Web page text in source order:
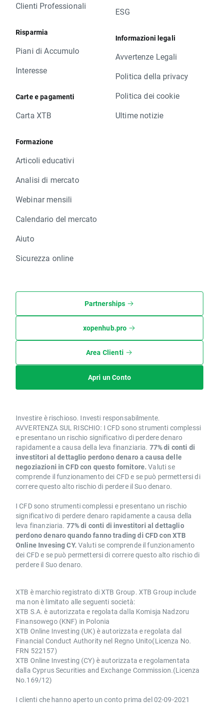
Clienti Professionali
Risparmia
Piani di Accumulo
Interesse
Carte e pagamenti
Carta XTB
Formazione
Articoli educativi
Analisi di mercato
Webinar mensili
Calendario del mercato
Aiuto
Sicurezza online
ESG
Informazioni legali
Avvertenze Legali
Politica della privacy
Politica dei cookie
Ultime notizie
Partnerships
xopenhub.pro
Area Clienti
Apri un Conto
Investire è rischioso. Investi responsabilmente.
AVVERTENZA SUL RISCHIO: I CFD sono strumenti complessi
e presentano un rischio significativo di perdere denaro
rapidamente a causa della leva finanziaria. 77% di conti di
investitori al dettaglio perdono denaro a causa delle
negoziazioni in CFD con questo fornitore. Valuti se
comprende il funzionamento dei CFD e se può permettersi di
correre questo alto rischio di perdere il Suo denaro.
I CFD sono strumenti complessi e presentano un rischio
significativo di perdere denaro rapidamente a causa della
leva finanziaria. 77% di conti di investitori al dettaglio
perdono denaro quando fanno trading di CFD con XTB
Online Invesing CY. Valuti se comprende il funzionamento
dei CFD e se può permettersi di correre questo alto rischio di
perdere il Suo denaro.
XTB è marchio registrato di XTB Group. XTB Group include
ma non è limitato alle seguenti società:
XTB S.A. è autorizzata e regolata dalla Komisja Nadzoru
Finansowego (KNF) in Polonia
XTB Online Investing (UK) è autorizzata e regolata dal
Financial Conduct Authority nel Regno Unito(Licenza No.
FRN 522157)
XTB Online Investing (CY) è autorizzata e regolamentata
dalla Cyprus Securities and Exchange Commission.(Licenza
No.169/12)
I clienti che hanno aperto un conto prima del 02-09-2021